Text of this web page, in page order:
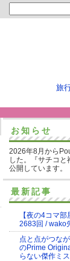
旅
お知らせ
2026年8月から
した。『サチコと
公開しています。
最新記事
【夜の4コマ
2683回 / wako
点と点がつな
のPrime
らない傑作ミ